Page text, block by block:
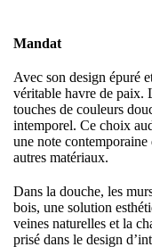
Mandat
Avec son design épuré
véritable havre de paix.
touches de couleurs
intemporel. Ce choix
une note contemporaine
autres matériaux.
Dans la douche, les
bois, une solution
veines naturelles et la
prisé dans le design